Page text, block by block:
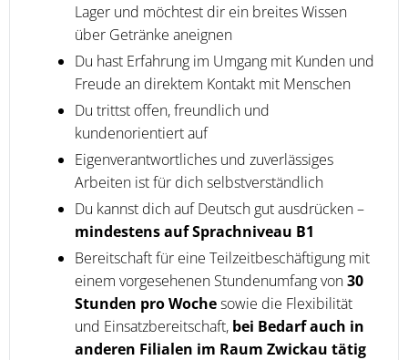
Lager und möchtest dir ein breites Wissen
über Getränke aneignen
Du hast Erfahrung im Umgang mit Kunden und
Freude an direktem Kontakt mit Menschen
Du trittst offen, freundlich und
kundenorientiert auf
Eigenverantwortliches und zuverlässiges
Arbeiten ist für dich selbstverständlich
Du kannst dich auf Deutsch gut ausdrücken –
mindestens auf Sprachniveau B1
Bereitschaft für eine Teilzeitbeschäftigung mit
einem vorgesehenen Stundenumfang von30
Stunden pro Wochesowie die Flexibilität
und Einsatzbereitschaft, bei Bedarf auch in
anderen Filialen im Raum Zwickau tätig